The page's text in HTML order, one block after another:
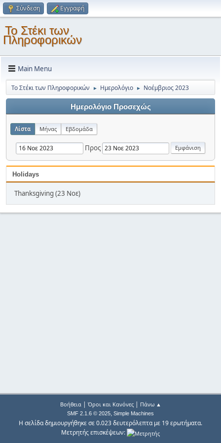
Σύνδεση Εγγραφή
Το Στέκι των
Πληροφορικών
Main Menu
Το Στέκι των Πληροφορικών ► Ημερολόγιο ► Νοέμβριος 2023
Ημερολόγιο Προσεχώς
Λίστα Μήνας Εβδομάδα
Προς
Holidays
Thanksgiving (23 Νοε)
Βοήθεια| Όροι και Κανόνες| Πάνω ▲
SMF 2.1.6 © 2025, Simple Machines
Η σελίδα δημιουργήθηκε σε 0.023 δευτερόλεπτα με 19 ερωτήματα.
Μετρητής επισκέψεων: